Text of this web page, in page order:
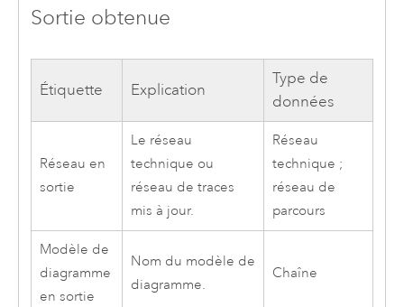
Sortie obtenue
Étiquette Explication
Type de
données
Réseau en
sortie
Le réseau
technique ou
réseau de traces
mis à jour.
Réseau
technique ;
réseau de
parcours
Modèle de
diagramme
en sortie
Nom du modèle de
diagramme.
Chaîne